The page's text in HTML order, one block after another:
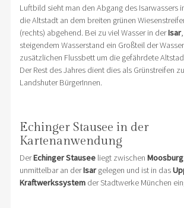
Luftbild sieht man den Abgang des Isarwassers
die Altstadt an dem breiten grünen
(rechts) abgehend. Bei zu viel Wasser in derIsar
steigendem Wasserstand ein Großteil der
zusätzlichen Flussbett um die gefährdete
Der Rest des Jahres dient dies als Grünstreifen
Landshuter BürgerInnen.
Echinger Stausee in der
Kartenanwendung
DerEchinger Stauseeliegt zwischen Moosburg
unmittelbar an derIsargelegen und ist in das
Kraftwerkssystemder Stadtwerke München